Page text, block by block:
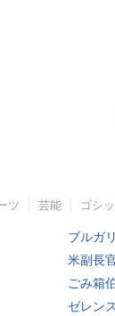
ツ 芸能 ゴシ
ブルガ
米副長
ごみ箱
ゼレン